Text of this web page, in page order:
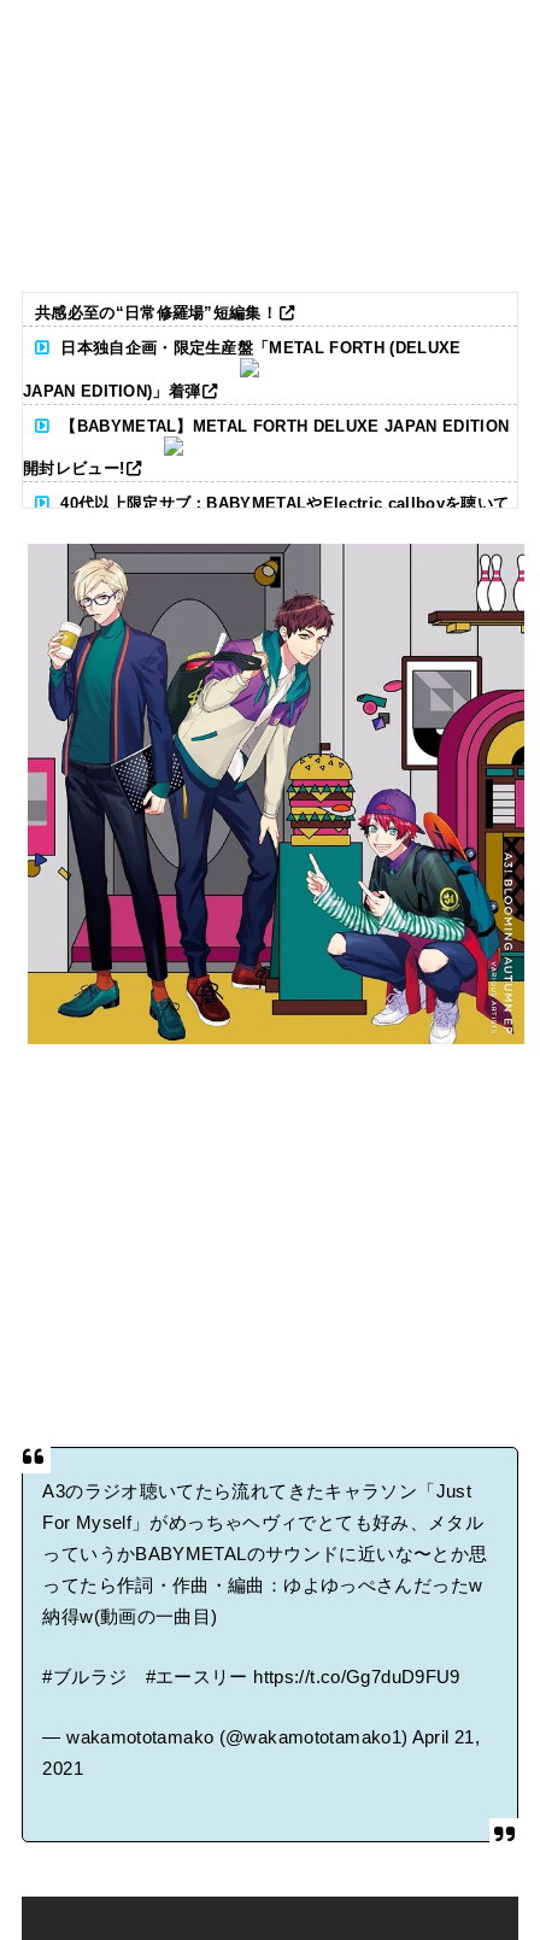
共感必至の“日常修羅場”短編集！
日本独自企画・限定生産盤「METAL FORTH (DELUXE
JAPAN EDITION)」着弾
【BABYMETAL】METAL FORTH DELUXE JAPAN EDITION
開封レビュー!
40代以上限定サブ：BABYMETALやElectric callboyを聴いて
る人いる？ 【海外の反応】
BABYMETAL「CANNONBALL外伝」グッズ販売決定
タワーレコード新宿店にてBABYMETALのパネル展が開催中
Powered by livedoor 相互RSS
A3のラジオ聴いてたら流れてきたキャラソン「Just
For Myself」がめっちゃヘヴィでとても好み、メタル
っていうかBABYMETALのサウンドに近いな〜とか思
ってたら作詞・作曲・編曲：ゆよゆっぺさんだったw
納得w(動画の一曲目)
#ブルラジ #エースリー https://t.co/Gg7duD9FU9
— wakamototamako (@wakamototamako1) April 21,
2021